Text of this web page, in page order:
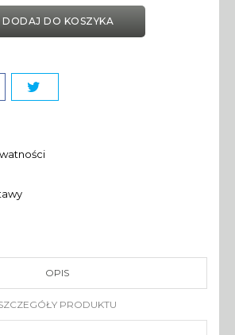
DODAJ DO KOSZYKA
OPIS
PRODUKTU